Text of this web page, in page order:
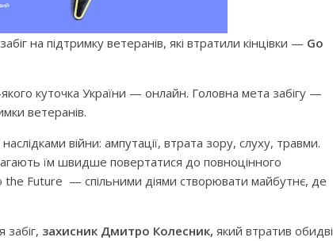
на підтримку ветеранів, які втратили кінцівки — Go
куточка України — онлайн. Головна мета забігу —
ветеранів.
війни: ампутації, втрата зору, слуху, травми.
їм швидше повертатися до повноцінного
the Future — спільними діями створювати майбутнє, де
забіг, захисник Дмитро Колесник, який втратив обидві